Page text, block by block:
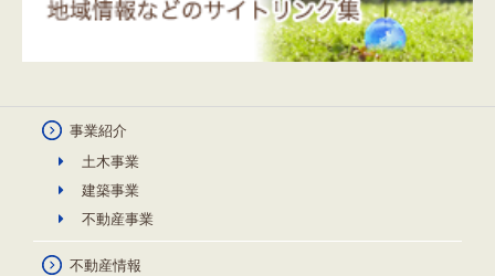
事業紹介
土木事業
建築事業
不動産事業
不動産情報